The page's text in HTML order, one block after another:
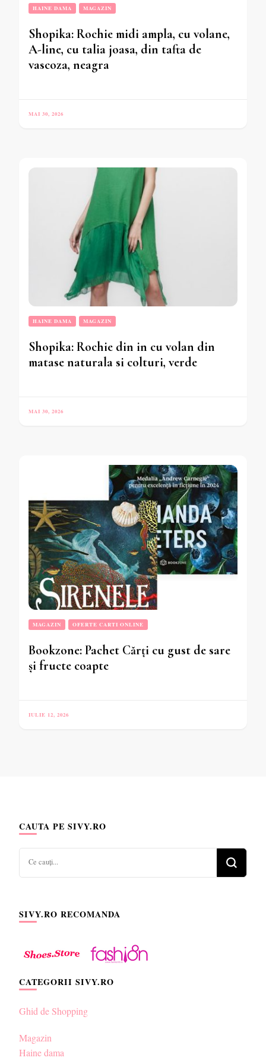
HAINE DAMA MAGAZIN
Shopika: Rochie midi ampla, cu volane,
A-line, cu talia joasa, din tafta de
vascoza, neagra
MAI 30, 2026
HAINE DAMA MAGAZIN
Shopika: Rochie din in cu volan din
matase naturala si colturi, verde
MAI 30, 2026
MAGAZIN OFERTE CARTI ONLINE
Bookzone: Pachet Cărți cu gust de sare
și fructe coapte
IULIE 12, 2026
CAUTA PE SIVY.RO
SIVY.RO RECOMANDA
CATEGORII SIVY.RO
Ghid de Shopping
Magazin
Haine dama